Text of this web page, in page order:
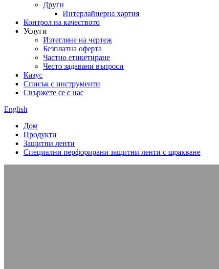
Други
Интерлайнерна хартия
Контрол на качеството
Услуги
Изтегляне на чертеж
Безплатна оферта
Частно етикетиране
Често задавани въпроси
Казус
Списък с инструменти
Свържете се с нас
English
Дом
Продукти
Защитни ленти
Специални перфорирани защитни ленти с щракване